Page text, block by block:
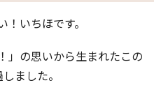
いちほです。
」の思いから生まれたこの
ました。